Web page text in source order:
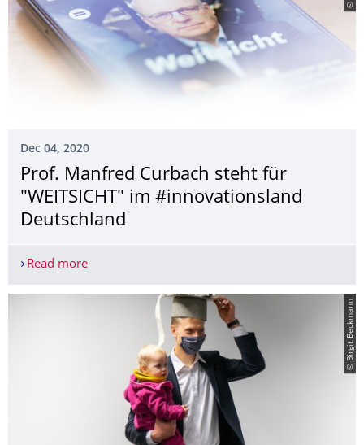
Dec 04, 2020
Prof. Manfred Curbach steht für
"WEITSICHT" im #innovationsland
Deutschland
Read moreProf. Manfred Curbach steht für "WEITSICHT"
© Birgit Beckmann